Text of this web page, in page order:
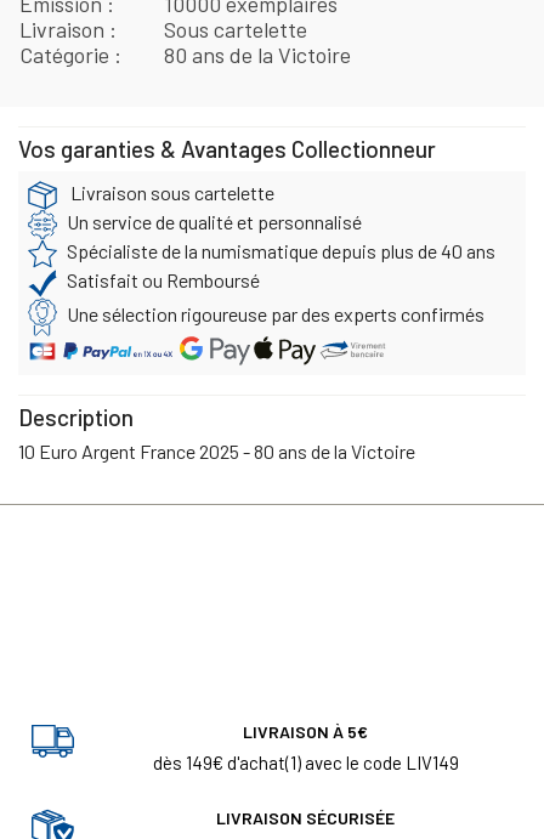
Livraison
Sous cartelette
Catégorie
80 ans de la Victoire
Vos garanties & Avantages Collectionneur
Livraison sous cartelette
Un service de qualité et personnalisé
Spécialiste de la numismatique depuis plus de 40 ans
Satisfait ou Remboursé
Une sélection rigoureuse par des experts confirmés
Description
10 Euro Argent France 2025 - 80 ans de la Victoire
LIVRAISON À 5€
dès 149€ d'achat(1) avec le code LIV149
LIVRAISON SÉCURISÉE